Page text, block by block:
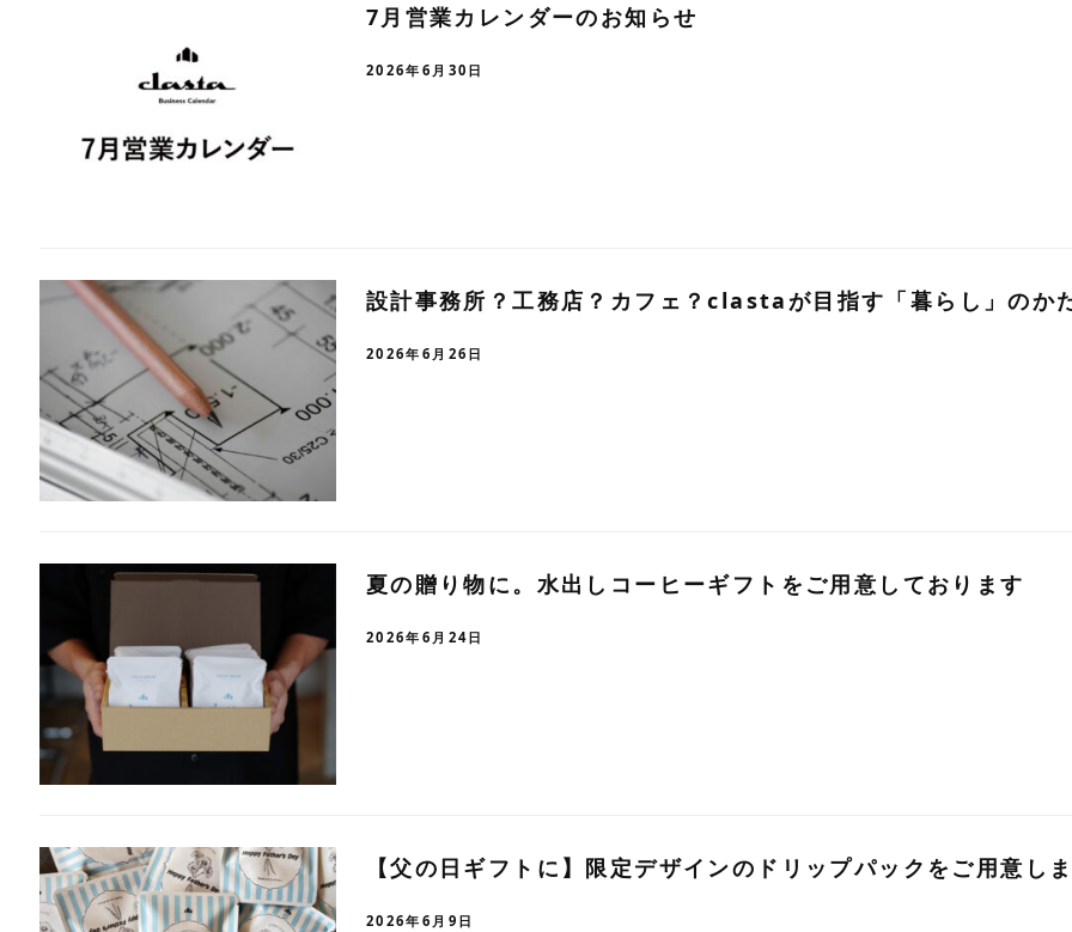
7月営業カレンダーのお知らせ
2026年6月30日
設計事務所？工務店？カフェ？clastaが目指す「暮らし」のか
2026年6月26日
夏の贈り物に。水出しコーヒーギフトをご用意しております
2026年6月24日
【父の日ギフトに】限定デザインのドリップパックをご用意し
2026年6月9日